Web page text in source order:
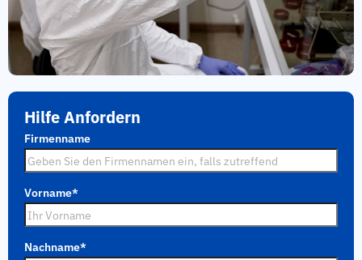
Hilfe Anfordern
Firmenname
Vorname*
Nachname*